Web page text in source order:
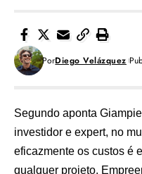
PorDiego Velázquez
Segundo aponta
investidor e expert, no
eficazmente os custos é
qualquer projeto.